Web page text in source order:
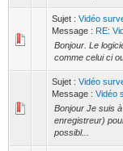
Sujet : Vidéo
Message : RE:
Bonjour. Le
comme celui ci
Sujet : Vidéo
Message : Vidéo
Bonjour Je suis
enregistreur)
possibl...